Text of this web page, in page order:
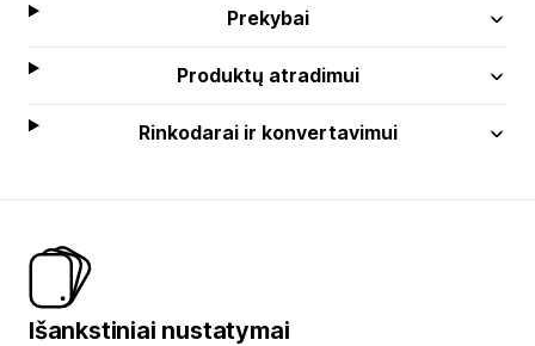
Prekybai
Produktų atradimui
Rinkodarai ir konvertavimui
Išankstiniai nustatymai